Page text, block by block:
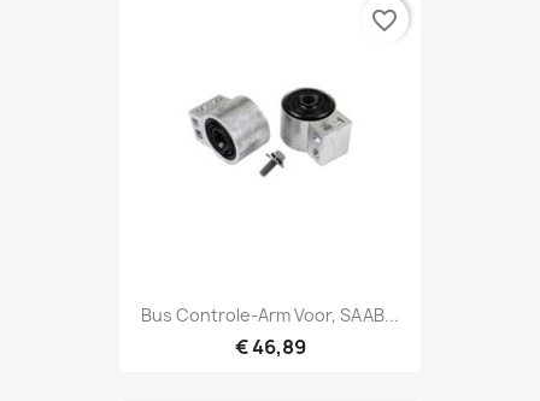
Bus Controle-Arm Voor, SAAB...
€ 46,89
favorite_border